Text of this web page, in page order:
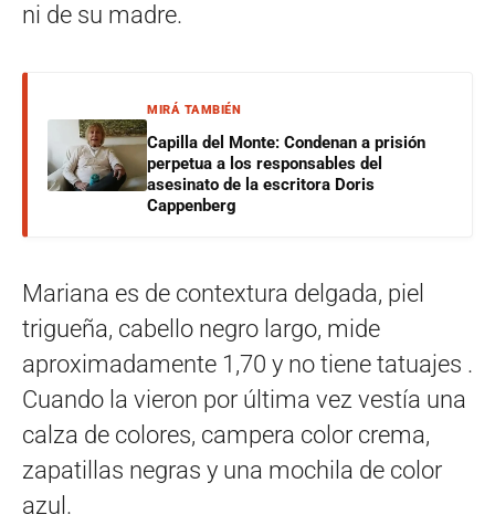
ni de su madre.
MIRÁ TAMBIÉN
Capilla del Monte: Condenan a prisión
perpetua a los responsables del
asesinato de la escritora Doris
Cappenberg
Mariana es de contextura delgada, piel
trigueña, cabello negro largo, mide
aproximadamente 1,70 y no tiene tatuajes .
Cuando la vieron por última vez vestía una
calza de colores, campera color crema,
zapatillas negras y una mochila de color
azul.